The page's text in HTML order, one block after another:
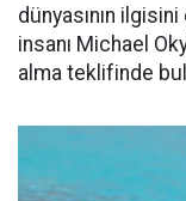
dünyasının
insanı Michael
alma teklifinde